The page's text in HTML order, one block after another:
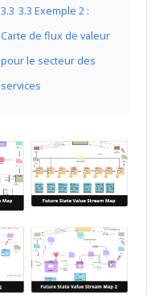
3.3 3.3 Exemple 2 :
Carte de flux de valeur
pour le secteur des
services